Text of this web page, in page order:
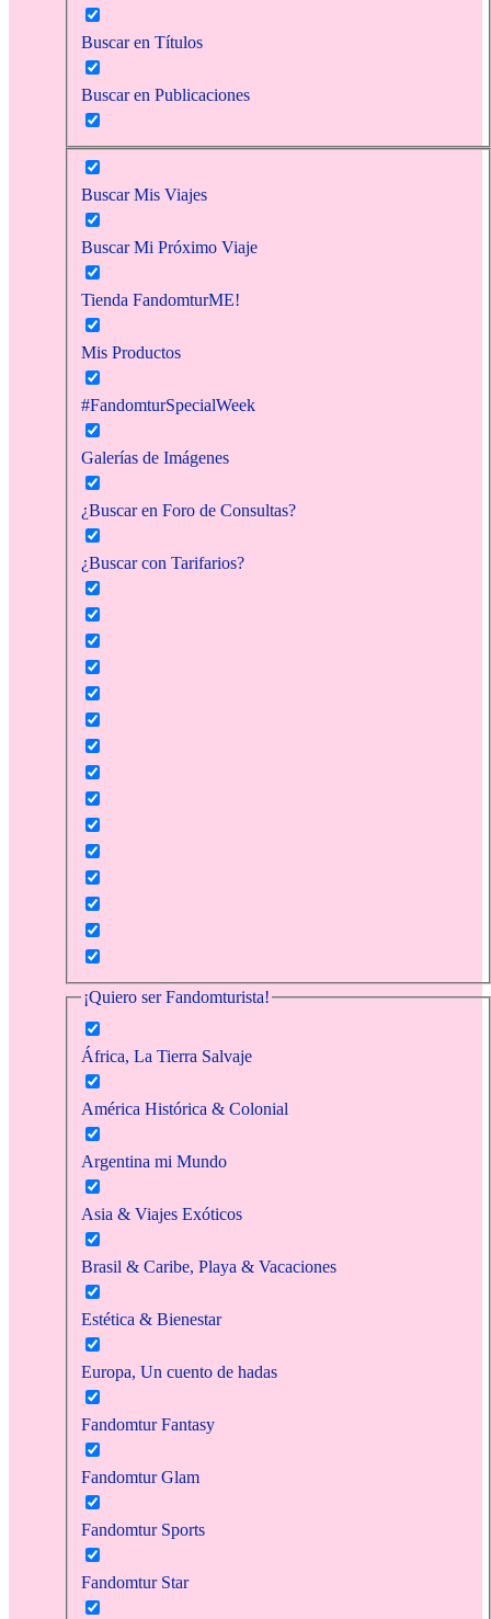
Buscar en Títulos
Buscar en Publicaciones
Buscar Mis Viajes
Buscar Mi Próximo Viaje
Tienda FandomturME!
Mis Productos
#FandomturSpecialWeek
Galerías de Imágenes
¿Buscar en Foro de Consultas?
¿Buscar con Tarifarios?
¡Quiero ser Fandomturista!
África, La Tierra Salvaje
América Histórica & Colonial
Argentina mi Mundo
Asia & Viajes Exóticos
Brasil & Caribe, Playa & Vacaciones
Estética & Bienestar
Europa, Un cuento de hadas
Fandomtur Fantasy
Fandomtur Glam
Fandomtur Sports
Fandomtur Star